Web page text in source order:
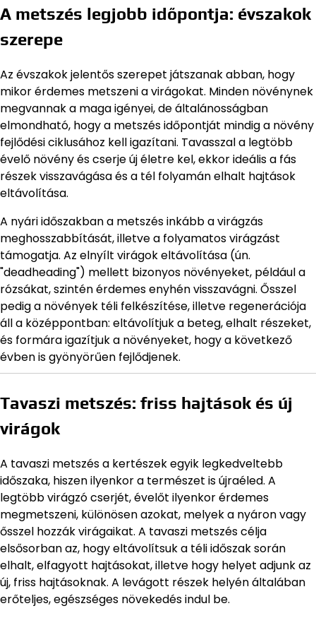
A metszés legjobb időpontja: évszakok
szerepe
Az évszakok jelentős szerepet játszanak abban, hogy
mikor érdemes metszeni a virágokat. Minden növénynek
megvannak a maga igényei, de általánosságban
elmondható, hogy a metszés időpontját mindig a növény
fejlődési ciklusához kell igazítani. Tavasszal a legtöbb
évelő növény és cserje új életre kel, ekkor ideális a fás
részek visszavágása és a tél folyamán elhalt hajtások
eltávolítása.
A nyári időszakban a metszés inkább a virágzás
meghosszabbítását, illetve a folyamatos virágzást
támogatja. Az elnyílt virágok eltávolítása (ún.
"deadheading") mellett bizonyos növényeket, például a
rózsákat, szintén érdemes enyhén visszavágni. Ősszel
pedig a növények téli felkészítése, illetve regenerációja
áll a középpontban: eltávolítjuk a beteg, elhalt részeket,
és formára igazítjuk a növényeket, hogy a következő
évben is gyönyörűen fejlődjenek.
Tavaszi metszés: friss hajtások és új
virágok
A tavaszi metszés a kertészek egyik legkedveltebb
időszaka, hiszen ilyenkor a természet is újraéled. A
legtöbb virágzó cserjét, évelőt ilyenkor érdemes
megmetszeni, különösen azokat, melyek a nyáron vagy
ősszel hozzák virágaikat. A tavaszi metszés célja
elsősorban az, hogy eltávolítsuk a téli időszak során
elhalt, elfagyott hajtásokat, illetve hogy helyet adjunk az
új, friss hajtásoknak. A levágott részek helyén általában
erőteljes, egészséges növekedés indul be.